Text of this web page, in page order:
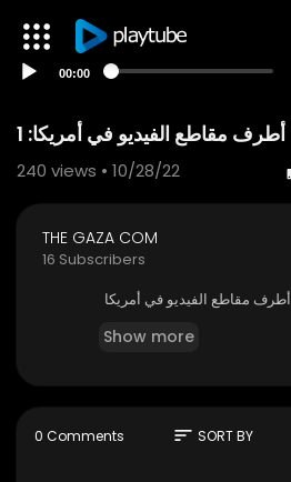
00:00
أطرف مقاطع الفيديو في أمريكا: 1
240 views • 10/28/22
THE GAZA COM
16 Subscribers
⁣أطرف مقاطع الفيديو في أمريكا
Show more
0 Comments sort SORT BY